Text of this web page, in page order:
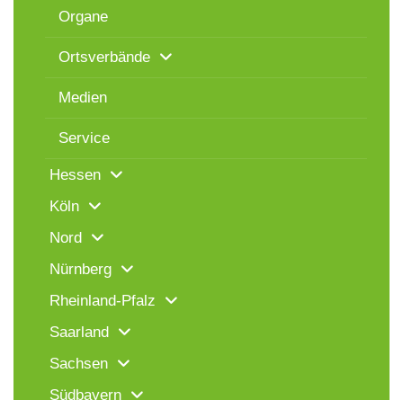
Organe
Ortsverbände
Medien
Service
Hessen
Köln
Nord
Nürnberg
Rheinland-Pfalz
Saarland
Sachsen
Südbayern